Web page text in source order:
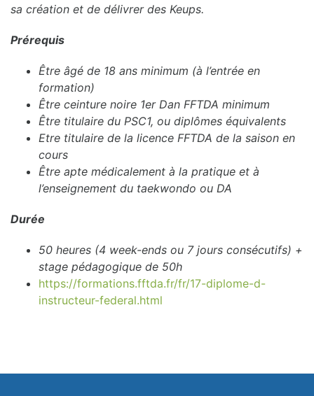
sa création et de délivrer des Keups.
Prérequis
Être âgé de 18 ans minimum (à l’entrée en
formation)
Être ceinture noire 1er Dan FFTDA minimum
Être titulaire du PSC1, ou diplômes équivalents
Etre titulaire de la licence FFTDA de la saison en
cours
Être apte médicalement à la pratique et à
l’enseignement du taekwondo ou DA
Durée
50 heures (4 week-ends ou 7 jours consécutifs) +
stage pédagogique de 50h
https://formations.fftda.fr/fr/17-diplome-d-
instructeur-federal.html